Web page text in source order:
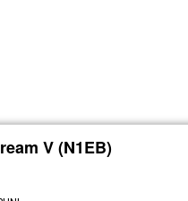
V (N1EB)